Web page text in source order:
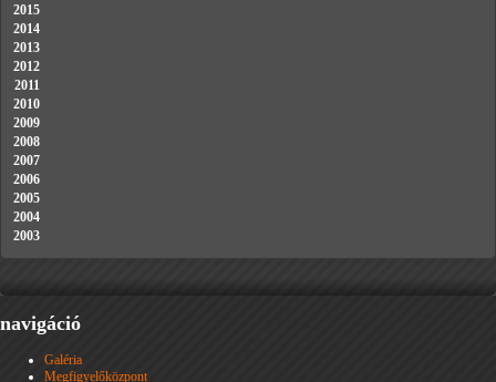
2015
2014
2013
2012
2011
2010
2009
2008
2007
2006
2005
2004
2003
navigáció
Galéria
Megfigyelőközpont